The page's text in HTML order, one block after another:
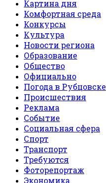
Картина дня
Комфортная среда
Конкурсы
Культура
Новости региона
Образование
Общество
Официально
Погода в Рубцовске
Происшествия
Реклама
Событие
Социальная сфера
Спорт
Транспорт
Требуются
Фоторепортаж
Экономика